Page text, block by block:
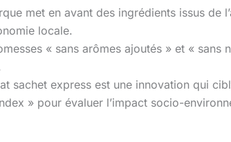
met en avant des ingrédients issus de
locale.
« sans arômes ajoutés » et «
sachet express est une innovation qui
» pour évaluer l’impact socio-